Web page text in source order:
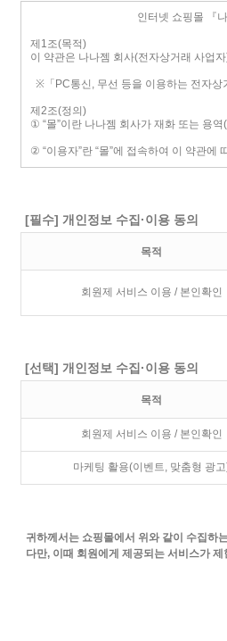
[필수] 개인정보 수집·이용 동의
목적
회원제 서비스 이용 / 본인확인
[선택] 개인정보 수집·이용 동의
목적
회원제 서비스 이용 / 본인확인
마케팅 활용(이벤트, 맞춤형 광
귀하께서는 쇼핑몰에서 위와 같이 수집하
다만, 이때 회원에게 제공되는 서비스가